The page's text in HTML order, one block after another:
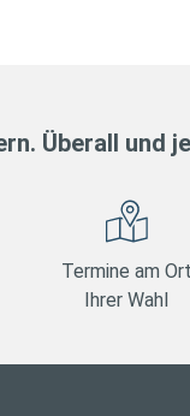
Überall und
Termine am Ort
Ihrer Wahl